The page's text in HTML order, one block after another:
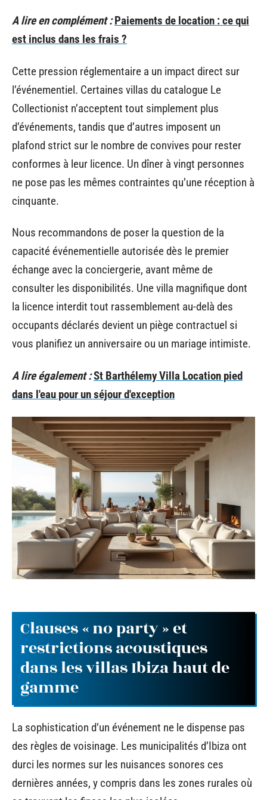
A lire en complément : Paiements de location : ce qui
est inclus dans les frais ?
Cette pression réglementaire a un impact direct sur
l’événementiel. Certaines villas du catalogue Le
Collectionist n’acceptent tout simplement plus
d’événements, tandis que d’autres imposent un
plafond strict sur le nombre de convives pour rester
conformes à leur licence. Un dîner à vingt personnes
ne pose pas les mêmes contraintes qu’une réception à
cinquante.
Nous recommandons de poser la question de la
capacité événementielle autorisée dès le premier
échange avec la conciergerie, avant même de
consulter les disponibilités. Une villa magnifique dont
la licence interdit tout rassemblement au-delà des
occupants déclarés devient un piège contractuel si
vous planifiez un anniversaire ou un mariage intimiste.
A lire également :St Barthélemy Villa Location pied
dans l'eau pour un séjour d'exception
Clauses « no party » et
restrictions acoustiques
dans les villas Ibiza haut de
gamme
La sophistication d’un événement ne le dispense pas
des règles de voisinage. Les municipalités d’Ibiza ont
durci les normes sur les nuisances sonores ces
dernières années, y compris dans les zones rurales où